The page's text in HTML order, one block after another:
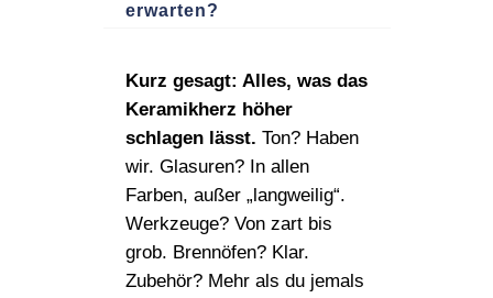
erwarten?
Kurz gesagt: Alles, was das
Keramikherz höher
schlagen lässt. Ton? Haben
wir. Glasuren? In allen
Farben, außer „langweilig“.
Werkzeuge? Von zart bis
grob. Brennöfen? Klar.
Zubehör? Mehr als du jemals